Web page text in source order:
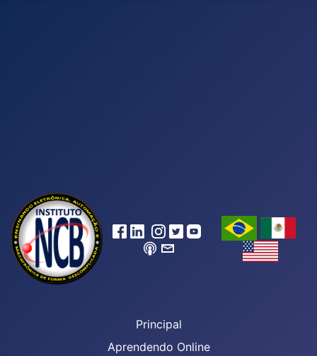
Principal
Aprendendo Online